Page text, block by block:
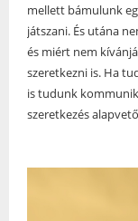
mellett bámulunk
játszani. És utána
és miért nem
szeretkezni is. Ha
is tudunk
szeretkezés